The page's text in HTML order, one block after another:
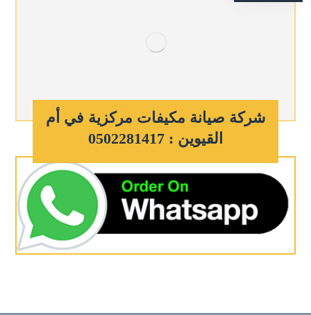
شركة صيانة مكيفات مركزية في أم
القيوين : 0502281417